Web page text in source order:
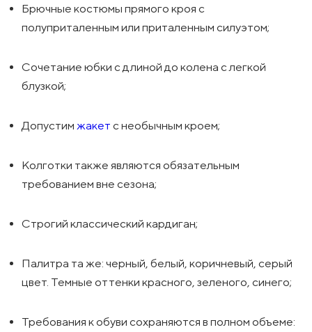
Брючные костюмы прямого кроя с
полуприталенным или приталенным силуэтом;
Сочетание юбки с длиной до колена с легкой
блузкой;
Допустим жакет с необычным кроем;
Колготки также являются обязательным
требованием вне сезона;
Строгий классический кардиган;
Палитра та же: черный, белый, коричневый, серый
цвет. Темные оттенки красного, зеленого, синего;
Требования к обуви сохраняются в полном объеме: